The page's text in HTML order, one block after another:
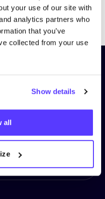
your use of our site with
analytics partners who
that you’ve
collected from your use
Show details
all
PreviousNext